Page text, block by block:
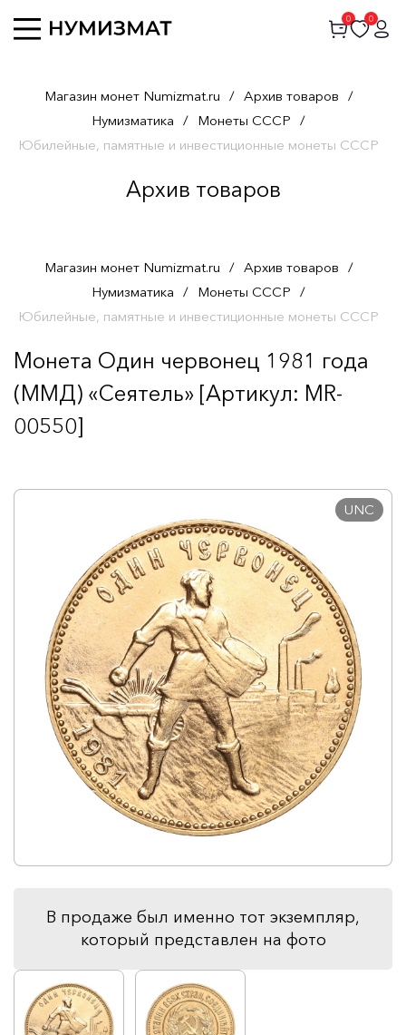
0 0
Магазин монет Numizmat.ru / Архив товаров /
Нумизматика / Монеты СССР /
Юбилейные, памятные и инвестиционные монеты СССР
Архив товаров
Магазин монет Numizmat.ru / Архив товаров /
Нумизматика / Монеты СССР /
Юбилейные, памятные и инвестиционные монеты СССР
Монета Один червонец 1981 года
(ММД) «Сеятель» [Артикул: MR-
00550]
UNC
В продаже был именно тот экземпляр,
который представлен на фото